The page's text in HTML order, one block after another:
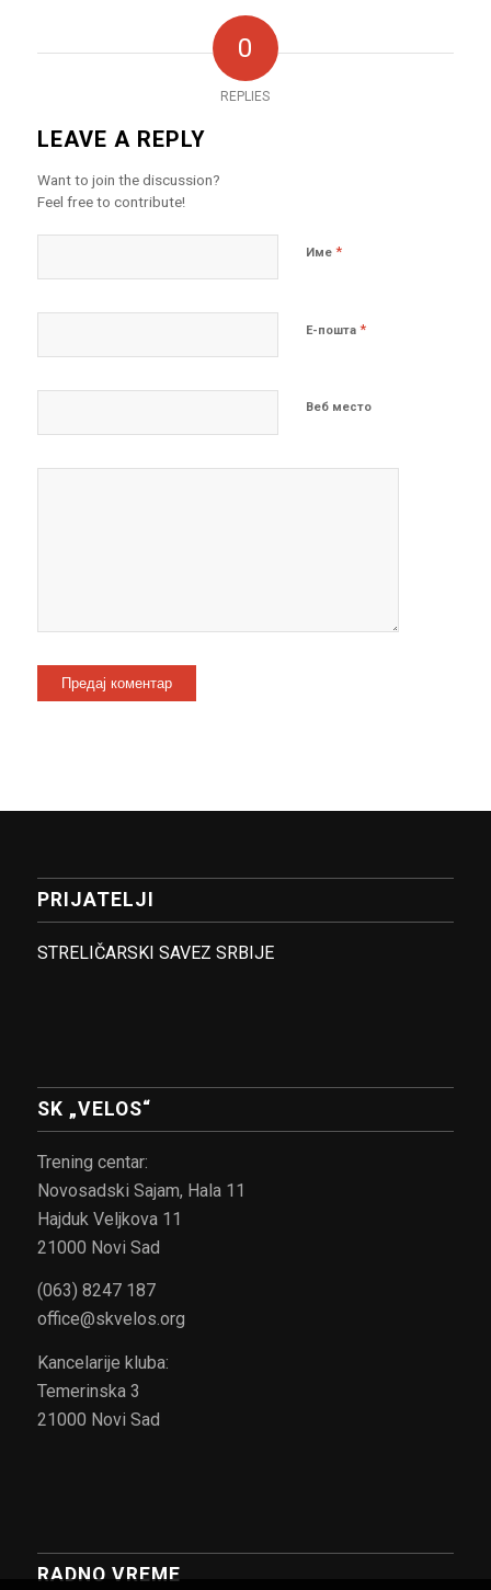
0
REPLIES
LEAVE A REPLY
Want to join the discussion?
Feel free to contribute!
Име *
Е-пошта *
Веб место
PRIJATELJI
STRELIČARSKI SAVEZ SRBIJE
SK „VELOS“
Trening centar:
Novosadski Sajam, Hala 11
Hajduk Veljkova 11
21000 Novi Sad
(063) 8247 187
office@skvelos.org
Kancelarije kluba:
Temerinska 3
21000 Novi Sad
RADNO VREME